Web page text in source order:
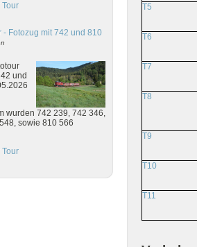
Tour
- Fotozug mit 742 und 810
und
wurden 742 239, 742 346,
sowie 810 566
Tour
T5
T6
T7
T8
T9
T10
T11